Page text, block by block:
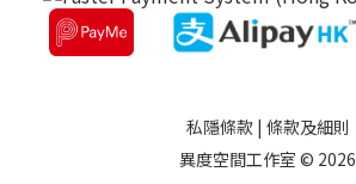
私隱條款| 條款及細則
異度空間工作室 © 2026